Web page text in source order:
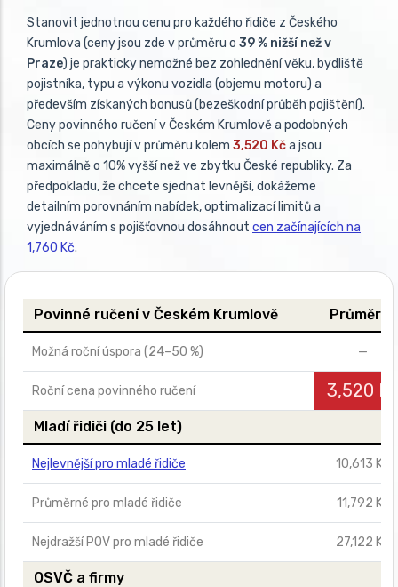
Stanovit jednotnou cenu pro každého řidiče z Českého
Krumlova (ceny jsou zde v průměru o 39 % nižší než v
Praze) je prakticky nemožné bez zohlednění věku, bydliště
pojistníka, typu a výkonu vozidla (objemu motoru) a
především získaných bonusů (bezeškodní průběh pojištění).
Ceny povinného ručení v Českém Krumlově a podobných
obcích se pohybují v průměru kolem 3,520 Kča jsou
maximálně o 10% vyšší než ve zbytku České republiky. Za
předpokladu, že chcete sjednat levnější, dokážeme
detailním porovnáním nabídek, optimalizací limitů a
vyjednáváním s pojišťovnou dosáhnout cen začínajících na
1,760 Kč.
Povinné ručení v Českém Krumlově Průměrně
Možná roční úspora (24–50 %) —
Roční cena povinného ručení 3,520 Kč
Mladí řidiči (do 25 let)
Nejlevnější pro mladé řidiče 10,613 Kč
Průměrné pro mladé řidiče 11,792 Kč
Nejdražší POV pro mladé řidiče 27,122 Kč
OSVČ a firmy